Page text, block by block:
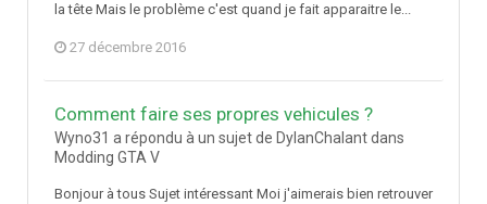
la tête Mais le problème c'est quand je fait apparaitre le...
27 décembre 2016
Comment faire ses propres vehicules ?
Wyno31 a répondu à un sujet de DylanChalant dans
Modding GTA V
Bonjour à tous Sujet intéressant Moi j'aimerais bien retrouver